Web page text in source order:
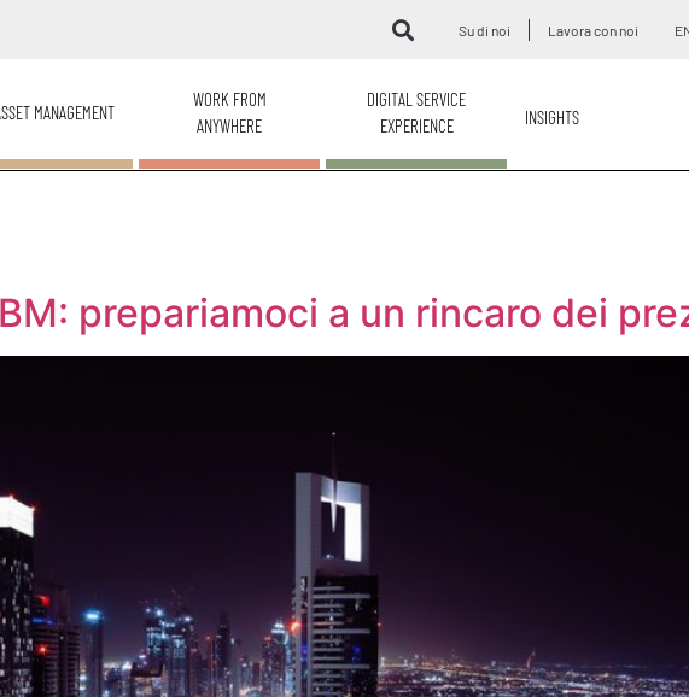
Su di noi Lavora con noi
MANAGEMENT
WORK FROM
ANYWHERE
DIGITAL SERVICE
EXPERIENCE
INSIGHTS
prepariamoci a un rincaro dei